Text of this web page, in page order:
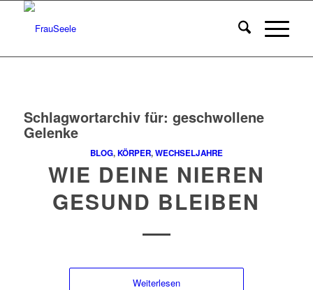
Schlagwortarchiv für: geschwollene
Gelenke
BLOG,KÖRPER,WECHSELJAHRE
WIE DEINE NIEREN
GESUND BLEIBEN
Weiterlesen